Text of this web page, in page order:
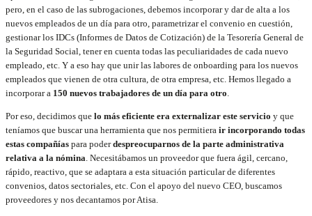
pero, en el caso de las subrogaciones, debemos incorporar y dar de alta a los
nuevos empleados de un día para otro, parametrizar el convenio en cuestión,
gestionar los IDCs (Informes de Datos de Cotización) de la Tesorería General de
la Seguridad Social, tener en cuenta todas las peculiaridades de cada nuevo
empleado, etc. Y a eso hay que unir las labores de onboarding para los nuevos
empleados que vienen de otra cultura, de otra empresa, etc. Hemos llegado a
incorporar a 150 nuevos trabajadores de un día para otro.
Por eso, decidimos que lo más eficiente era externalizar este servicio y que
teníamos que buscar una herramienta que nos permitiera ir incorporando todas
estas compañías para poderdespreocuparnos de la parte administrativa
relativa a la nómina. Necesitábamos un proveedor que fuera ágil, cercano,
rápido, reactivo, que se adaptara a esta situación particular de diferentes
convenios, datos sectoriales, etc. Con el apoyo del nuevo CEO, buscamos
proveedores y nos decantamos por Atisa.